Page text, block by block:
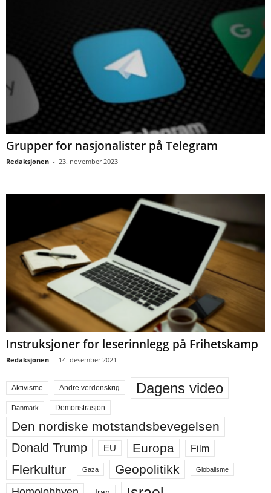
Grupper for nasjonalister på Telegram
Redaksjonen - 23. november 2023
Instruksjoner for leserinnlegg på Frihetskamp
Redaksjonen - 14. desember 2021
Aktivisme Andre verdenskrig Dagens video
Danmark Demonstrasjon
Den nordiske motstandsbevegelsen
Donald Trump EU Europa Film
Flerkultur Gaza Geopolitikk Globalisme